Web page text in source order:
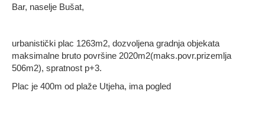
Bar, naselje Bušat,
urbanistički plac 1263m2, dozvoljena gradnja objekata
maksimalne bruto površine 2020m2(maks.povr.prizemlja
506m2), spratnost p+3.
Plac je 400m od plaže Utjeha, ima pogled